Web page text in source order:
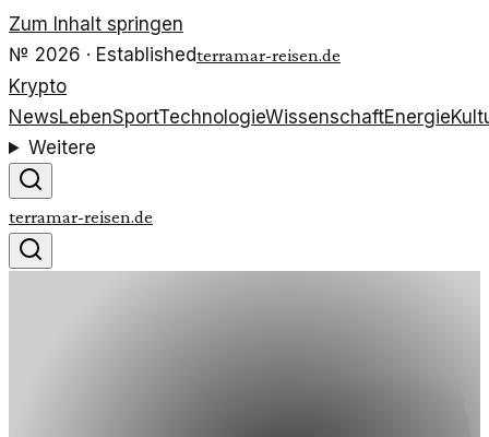
Zum Inhalt springen
№ 2026 · Establishedterramar-reisen.de
Krypto
NewsLebenSportTechnologieWissenschaftEnergie
Weitere
terramar-reisen.de